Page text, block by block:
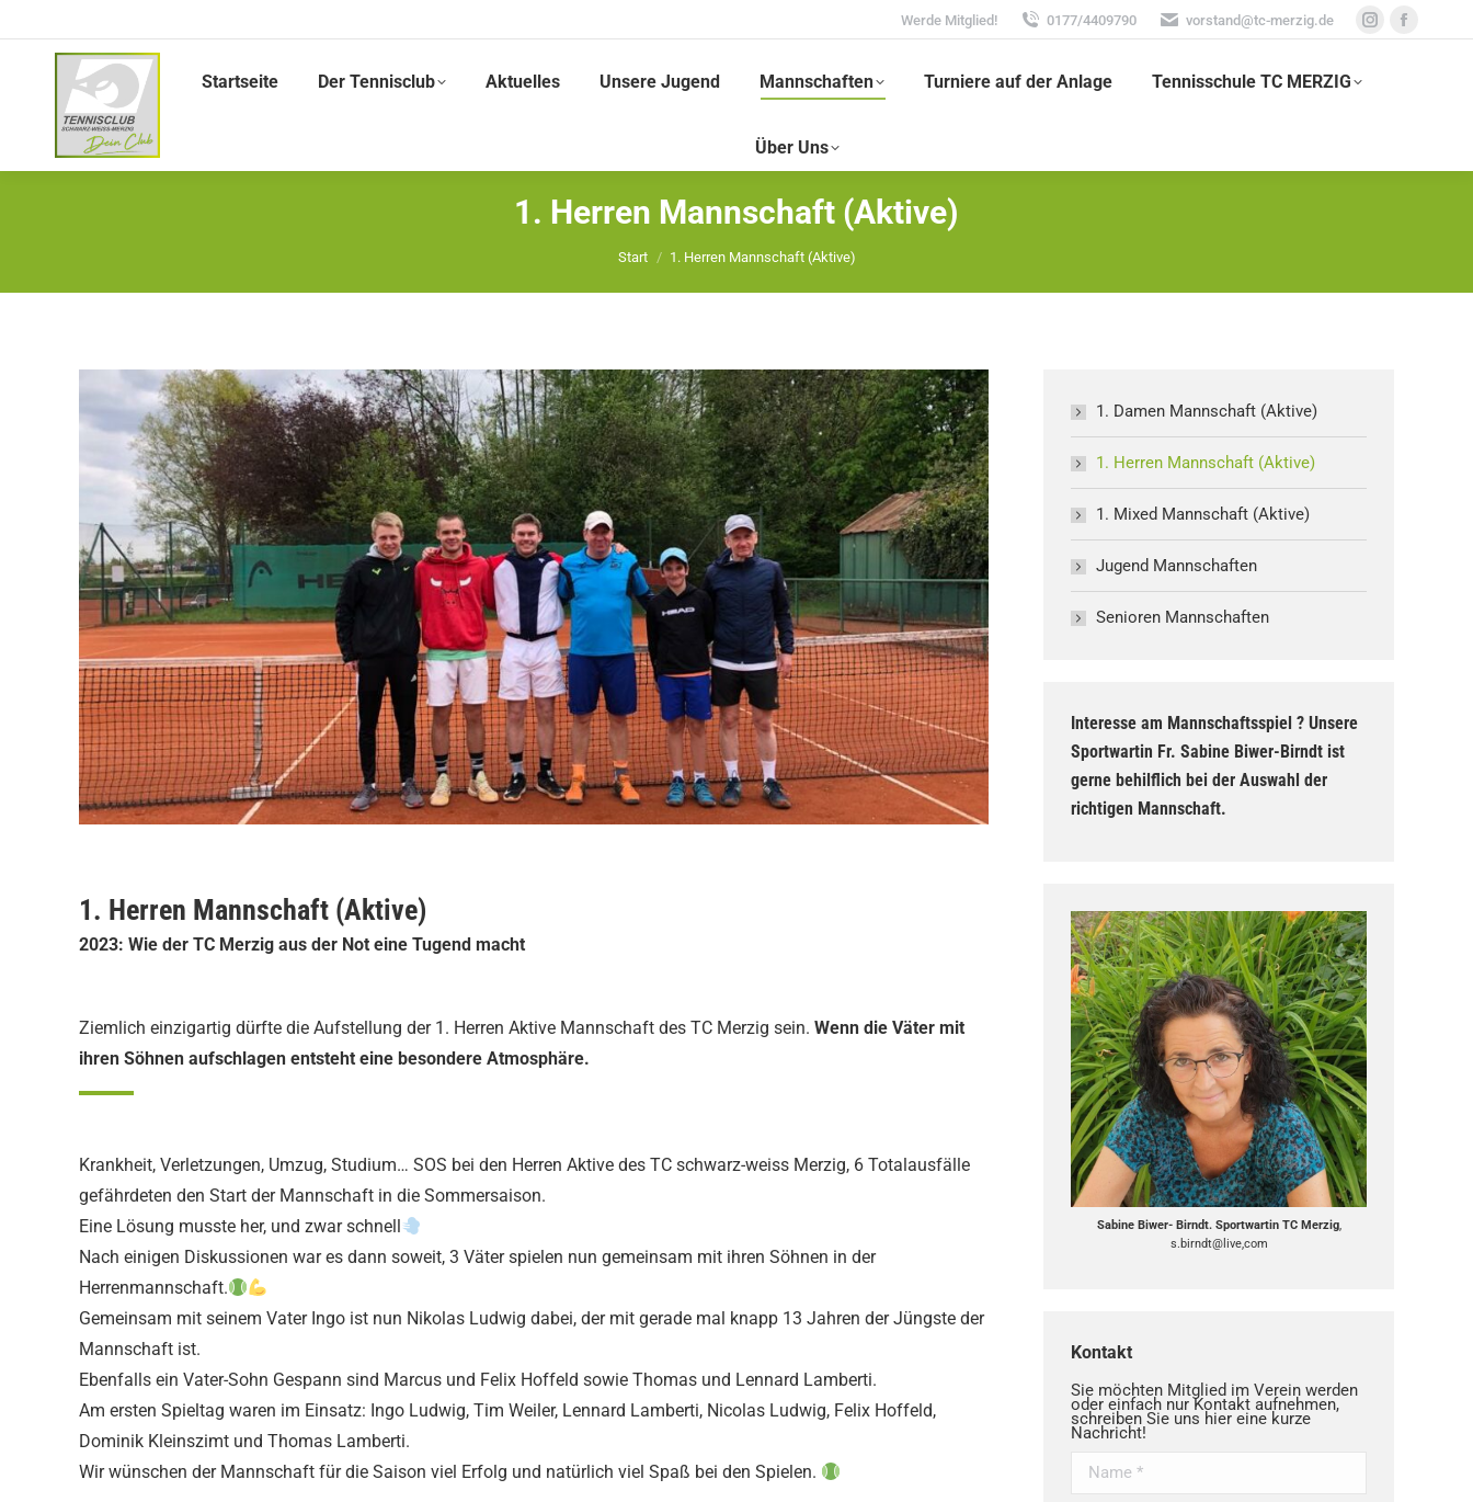
Werde Mitglied! 0177/4409790 vorstand@tc-merzig.de
Instagram
windowwindow
Startseite Der Tennisclub Aktuelles Unsere Jugend Mannschaften Turniere auf der Anlage Tennisschule TC MERZIG
Über Uns
1. Herren Mannschaft (Aktive)
Start 1. Herren Mannschaft (Aktive)
1. Herren Mannschaft (Aktive)
2023: Wie der TC Merzig aus der Not eine Tugend macht
Ziemlich einzigartig dürfte die Aufstellung der 1. Herren Aktive Mannschaft des TC Merzig sein. Wenn die Väter mit
ihren Söhnen aufschlagen entsteht eine besondere Atmosphäre.
Krankheit, Verletzungen, Umzug, Studium… SOS bei den Herren Aktive des TC schwarz-weiss Merzig, 6 Totalausfälle
gefährdeten den Start der Mannschaft in die Sommersaison.
Eine Lösung musste her, und zwar schnell
Nach einigen Diskussionen war es dann soweit, 3 Väter spielen nun gemeinsam mit ihren Söhnen in der
Herrenmannschaft.
Gemeinsam mit seinem Vater Ingo ist nun Nikolas Ludwig dabei, der mit gerade mal knapp 13 Jahren der Jüngste der
Mannschaft ist.
Ebenfalls ein Vater-Sohn Gespann sind Marcus und Felix Hoffeld sowie Thomas und Lennard Lamberti.
Am ersten Spieltag waren im Einsatz: Ingo Ludwig, Tim Weiler, Lennard Lamberti, Nicolas Ludwig, Felix Hoffeld,
Dominik Kleinszimt und Thomas Lamberti.
Wir wünschen der Mannschaft für die Saison viel Erfolg und natürlich viel Spaß bei den Spielen.
1. Damen Mannschaft (Aktive)
1. Herren Mannschaft (Aktive)
1. Mixed Mannschaft (Aktive)
Jugend Mannschaften
Senioren Mannschaften
Interesse am Mannschaftsspiel ? Unsere
Sportwartin Fr. Sabine Biwer-Birndt ist
gerne behilflich bei der Auswahl der
richtigen Mannschaft.
Sabine Biwer- Birndt. Sportwartin TC Merzig,
s.birndt@live,com
Kontakt
Sie möchten Mitglied im Verein werden
oder einfach nur Kontakt aufnehmen,
schreiben Sie uns hier eine kurze
Nachricht!
Name *